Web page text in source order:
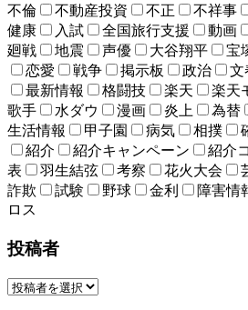
不倫
不動産投資 不正 不祥事
健康
入試 全国旅行支援 動画
廻戦
地震 声優 大谷翔平 宝
恋愛
戦争 掲示板 政治 文
最新情報
格闘技 楽天 楽天
歌手
水ダウ 漫画 炎上 為替
生活情報
甲子園 病気 相撲
紹介
紹介キャンペーン 紹介
表
羽生結弦 考察 花火大会
詐欺
試験 野球 金利 障害情
ロス
投稿者